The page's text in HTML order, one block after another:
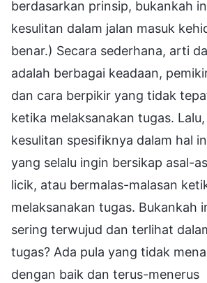
berdasarkan prinsip, bukankah
kesulitan dalam jalan masuk
benar.) Secara sederhana, arti
adalah berbagai keadaan,
dan cara berpikir yang tidak
ketika melaksanakan tugas. Lalu,
kesulitan spesifiknya dalam hal
yang selalu ingin bersikap asal-
licik, atau bermalas-malasan
melaksanakan tugas. Bukankah
sering terwujud dan terlihat
tugas? Ada pula yang tidak
dengan baik dan terus-menerus